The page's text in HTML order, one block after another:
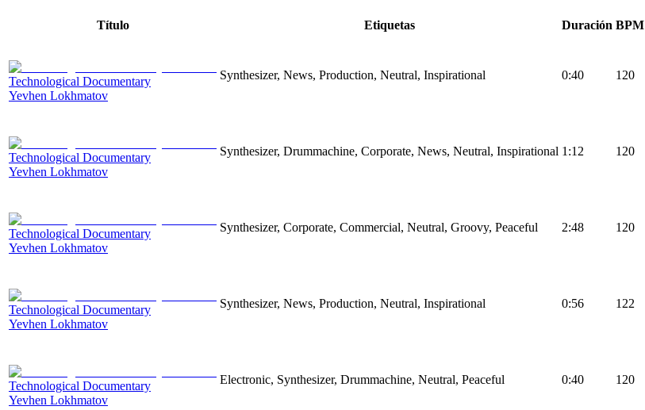
Título Etiquetas Duración BPM
Technological Documentary
Yevhen Lokhmatov
Synthesizer, News, Production, Neutral, Inspirational 0:40 120
Technological Documentary
Yevhen Lokhmatov
Synthesizer, Drummachine, Corporate, News, Neutral, Inspirational 1:12 120
Technological Documentary
Yevhen Lokhmatov
Synthesizer, Corporate, Commercial, Neutral, Groovy, Peaceful 2:48 120
Technological Documentary
Yevhen Lokhmatov
Synthesizer, News, Production, Neutral, Inspirational 0:56 122
Technological Documentary
Yevhen Lokhmatov
Electronic, Synthesizer, Drummachine, Neutral, Peaceful 0:40 120